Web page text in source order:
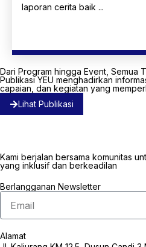
laporan cerita baik ...
Dari Program hingga Event, Semua
Publikasi YEU menghadirkan
capaian, dan kegiatan yang
Lihat Publikasi
Kami berjalan bersama komunitas
yang inklusif dan berkeadilan
Berlangganan Newsletter
Alamat